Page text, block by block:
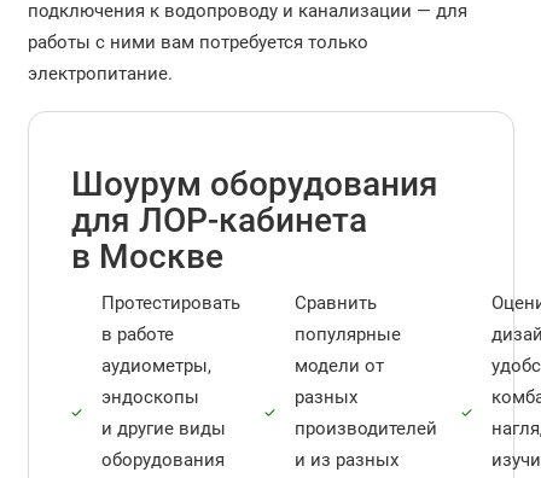
подключения к водопроводу и канализации — для
работы с ними вам потребуется только
электропитание.
Шоурум оборудования
для ЛОР-кабинета
в Москве
Протестировать
в работе
аудиометры,
эндоскопы
и другие виды
оборудования
Сравнить
популярные
модели от
разных
производителей
и из разных